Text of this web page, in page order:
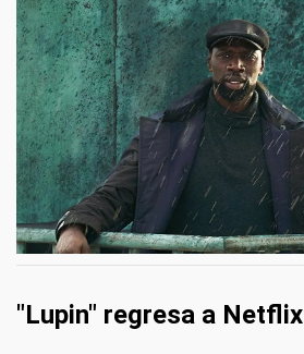
"Lupin" regresa a Netflix